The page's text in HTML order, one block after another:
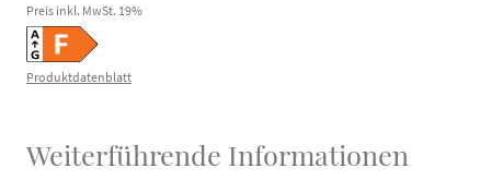
Preis inkl. MwSt. 19%
Produktdatenblatt
Weiterführende Informationen